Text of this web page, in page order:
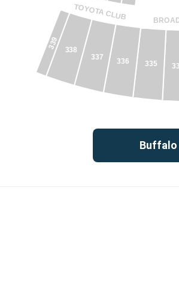
335
336
337
338
339
TOYOTA CLUB